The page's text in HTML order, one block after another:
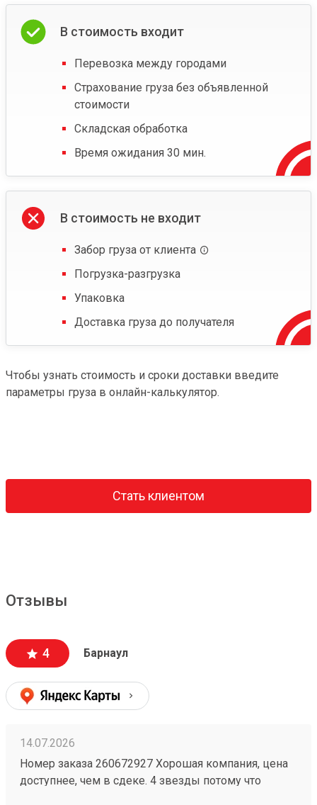
В стоимость входит
Перевозка между городами
Страхование груза без объявленной
стоимости
Складская обработка
Время ожидания 30 мин.
В стоимость не входит
Забор груза от клиента
Погрузка-разгрузка
Упаковка
Доставка груза до получателя
Чтобы узнать стоимость и сроки доставки введите
параметры груза в онлайн-калькулятор.
Стать клиентом
Отзывы
4 Барнаул
14.07.2026
Номер заказа 260672927 Хорошая компания, цена
доступнее, чем в сдеке. 4 звезды потому что